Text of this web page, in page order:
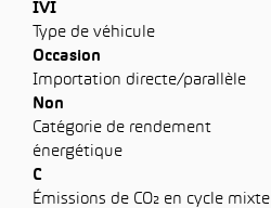
IVI
Type de véhicule
Occasion
Importation directe/parallèle
Non
Catégorie de rendement
énergétique
C
Émissions de CO₂ en cycle mixte